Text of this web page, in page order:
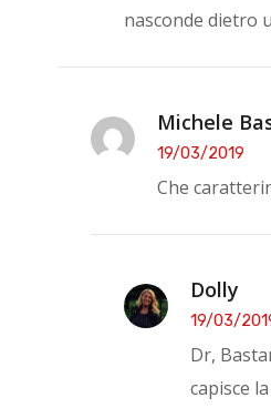
nasconde dietro
Michele
19/03/2019
Che
Dolly
19/03/
Dr,
capisce